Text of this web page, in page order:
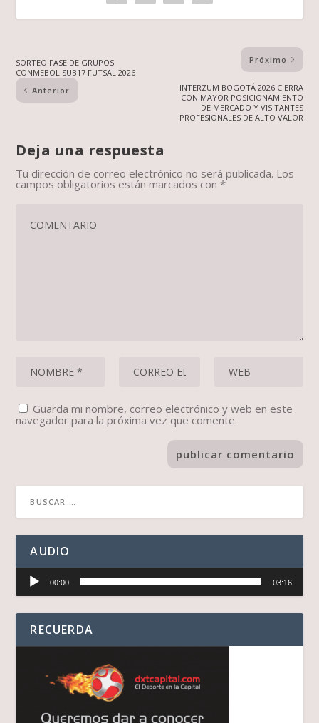
SORTEO FASE DE GRUPOS
CONMEBOL SUB17 FUTSAL 2026
Anterior
Próximo
INTERZUM BOGOTÁ 2026 CIERRA
CON MAYOR POSICIONAMIENTO
DE MERCADO Y VISITANTES
PROFESIONALES DE ALTO VALOR
Deja una respuesta
Tu dirección de correo electrónico no será publicada. Los
campos obligatorios están marcados con*
Guarda mi nombre, correo electrónico y web en este
navegador para la próxima vez que comente.
AUDIO
audio
00:00 03:16
RECUERDA